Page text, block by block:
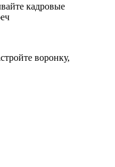
кадровые
воронку,